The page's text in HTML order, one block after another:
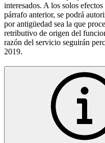
interesados. A los solos
párrafo anterior, se podrá
por antigüedad sea la que
retributivo de origen del
razón del servicio seguirán
2019.